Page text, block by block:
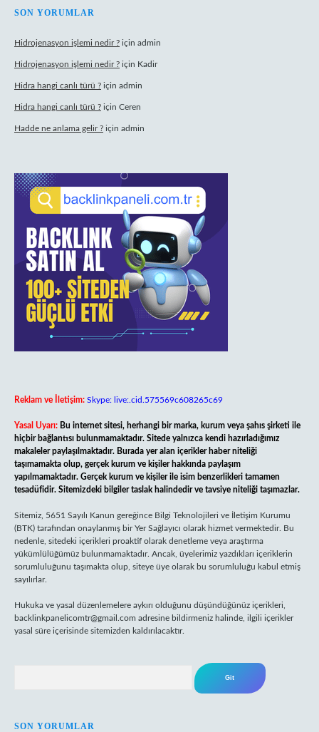
SON YORUMLAR
Hidrojenasyon işlemi nedir ? için admin
Hidrojenasyon işlemi nedir ? için Kadir
Hidra hangi canlı türü ? için admin
Hidra hangi canlı türü ? için Ceren
Hadde ne anlama gelir ? için admin
Reklam ve İletişim: Skype: live:.cid.575569c608265c69
Yasal Uyarı: Bu internet sitesi, herhangi bir marka, kurum veya şahıs şirketi ile
hiçbir bağlantısı bulunmamaktadır. Sitede yalnızca kendi hazırladığımız
makaleler paylaşılmaktadır. Burada yer alan içerikler haber niteliği
taşımamakta olup, gerçek kurum ve kişiler hakkında paylaşım
yapılmamaktadır. Gerçek kurum ve kişiler ile isim benzerlikleri tamamen
tesadüfidir. Sitemizdeki bilgiler taslak halindedir ve tavsiye niteliği taşımazlar.
Sitemiz, 5651 Sayılı Kanun gereğince Bilgi Teknolojileri ve İletişim Kurumu
(BTK) tarafından onaylanmış bir Yer Sağlayıcı olarak hizmet vermektedir. Bu
nedenle, sitedeki içerikleri proaktif olarak denetleme veya araştırma
yükümlülüğümüz bulunmamaktadır. Ancak, üyelerimiz yazdıkları içeriklerin
sorumluluğunu taşımakta olup, siteye üye olarak bu sorumluluğu kabul etmiş
sayılırlar.
Hukuka ve yasal düzenlemelere aykırı olduğunu düşündüğünüz içerikleri,
backlinkpanelicomtr@gmail.com adresine bildirmeniz halinde, ilgili içerikler
yasal süre içerisinde sitemizden kaldırılacaktır.
SON YORUMLAR